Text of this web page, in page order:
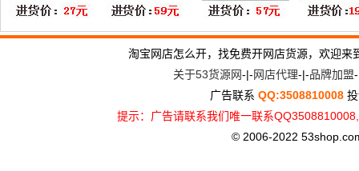
淘宝网店怎么开，找免费开网店货源，欢迎
关于53货源网-|-网店代理-|-品牌加盟
广告联系 QQ:3508810008
提示：广告请联系我们唯一联系
© 2006-2022